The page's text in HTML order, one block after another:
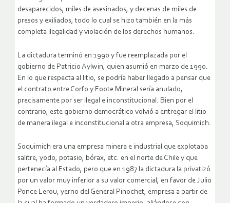
desaparecidos, miles de asesinados, y decenas de miles de
presos y exiliados, todo lo cual se hizo también en la más
completa ilegalidad y violación de los derechos humanos.
La dictadura terminó en 1990 y fue reemplazada por el
gobierno de Patricio Aylwin, quien asumió en marzo de 1990.
En lo que respecta al litio, se podría haber llegado a pensar que
el contrato entre Corfo y Foote Mineral sería anulado,
precisamente por ser ilegal e inconstitucional. Bien por el
contrario, este gobierno democrático volvió a entregar el litio
de manera ilegal e inconstitucional a otra empresa, Soquimich.
Soquimich era una empresa minera e industrial que explotaba
salitre, yodo, potasio, bórax, etc. en el norte de Chile y que
pertenecía al Estado, pero que en 1987 la dictadura la privatizó
por un valor muy inferior a su valor comercial, en favor de Julio
Ponce Lerou, yerno del General Pinochet, empresa a partir de